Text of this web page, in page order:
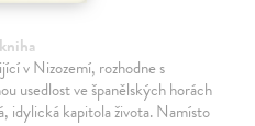
v Nizozemí, rozhodne s
usedlost ve španělských horách
idylická kapitola života. Namísto